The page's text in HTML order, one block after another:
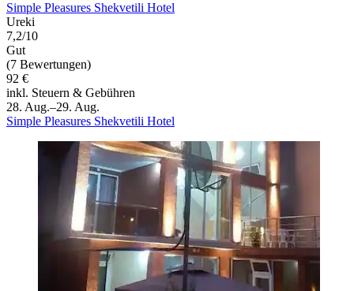
Simple Pleasures Shekvetili Hotel
Ureki
7,2/10
Gut
(7 Bewertungen)
92 €
inkl. Steuern & Gebühren
28. Aug.–29. Aug.
Simple Pleasures Shekvetili Hotel